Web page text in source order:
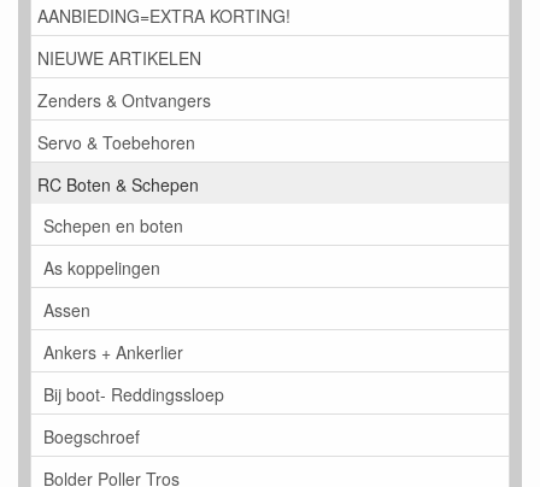
AANBIEDING=EXTRA KORTING!
NIEUWE ARTIKELEN
Zenders & Ontvangers
Servo & Toebehoren
RC Boten & Schepen
Schepen en boten
As koppelingen
Assen
Ankers + Ankerlier
Bij boot- Reddingssloep
Boegschroef
Bolder Poller Tros